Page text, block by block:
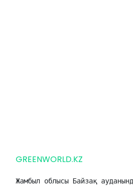
GREENWORLD.KZ
Жамбыл облысы Байзақ